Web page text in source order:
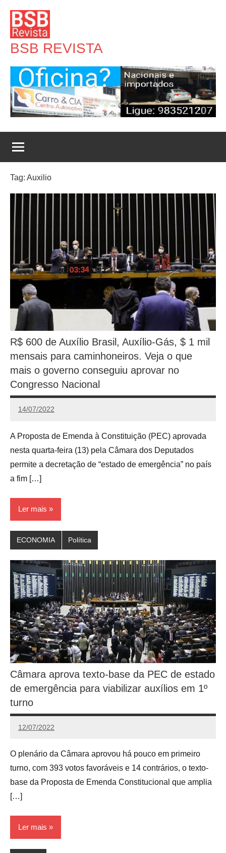
para
conteúdo
BSB REVISTA
Tag: Auxilio
R$ 600 de Auxílio Brasil, Auxílio-Gás, $ 1 mil
mensais para caminhoneiros. Veja o que
mais o governo conseguiu aprovar no
Congresso Nacional
14/07/2022
Redação
A Proposta de Emenda à Constituição (PEC) aprovada
nesta quarta-feira (13) pela Câmara dos Deputados
permite a decretação de “estado de emergência” no país
a fim […]
Ler mais
ECONOMIA Política
Câmara aprova texto-base da PEC de estado
de emergência para viabilizar auxílios em 1º
turno
12/07/2022
Redação
O plenário da Câmara aprovou há pouco em primeiro
turno, com 393 votos favoráveis e 14 contrários, o texto-
base da Proposta de Emenda Constitucional que amplia
[…]
Ler mais